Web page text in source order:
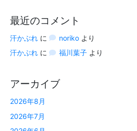
最近のコメント
汗かぶれ に norikoより
汗かぶれ に 福川葉子より
アーカイブ
2026年8月
2026年7月